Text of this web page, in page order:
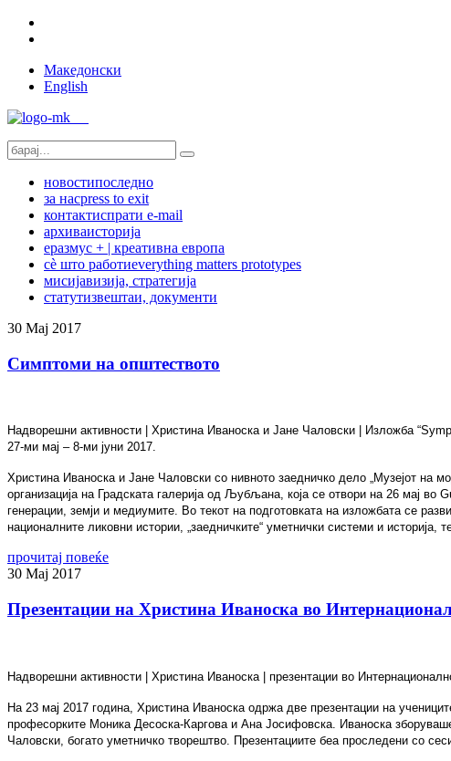
Македонски
English
новостипоследно
за насpress to exit
контактиспрати e-mail
архиваисторија
еразмус + | креативна европа
сѐ што работиeverything matters prototypes
мисијавизија, стратегија
статутизвештаи, документи
30 Мај 2017
Симптоми на општеството
Надворешни активности | Христина Иваноска и Јане Чаловски | Изложба
27-ми мај – 8-ми јуни 2017.
Христина Иваноска и Јане Чаловски со нивното заедничко дело „Музејот на
организација на Градската галерија од Љубљана, која се отвори на 26 мај
генерации, земји и медиумите. Во текот на подготовката на изложбата се
националните ликовни истории, „заедничките“ уметнички системи и историја,
прочитај повеќе
30 Мај 2017
Презентации на Христина Иваноска во
Надворешни активности | Христина Иваноска | презентации во
На 23 мај 2017 година, Христина Иваноска одржа две презентации на
професорките Моника Десоска-Каргова и Ана Јосифовска. Иваноска
Чаловски, богато уметничко творештво. Презентациите беа проследени со